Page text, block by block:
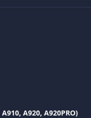
A920, A920PRO)